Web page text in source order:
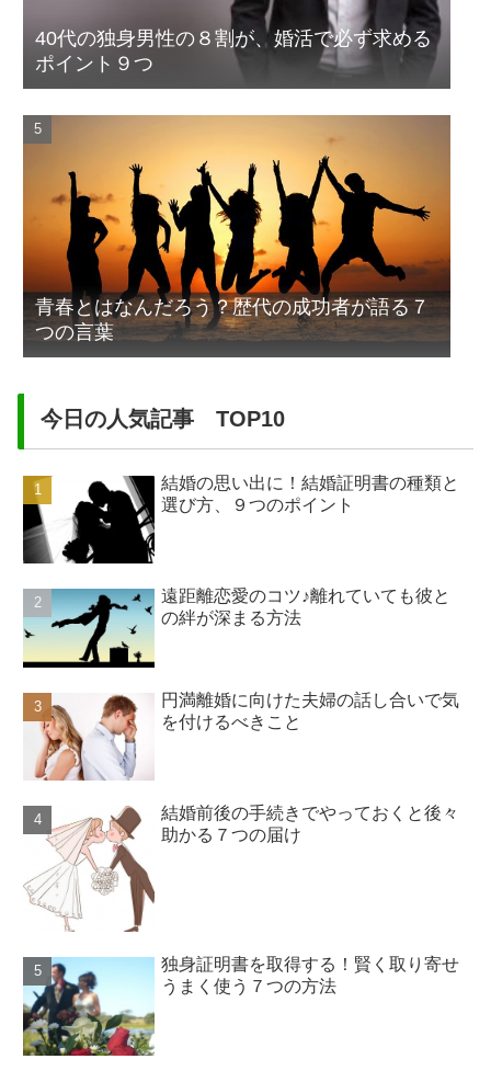
40代の独身男性の８割が、婚活で必ず求める
ポイント９つ
青春とはなんだろう？歴代の成功者が語る７
つの言葉
今日の人気記事 TOP10
結婚の思い出に！結婚証明書の種類と
選び方、９つのポイント
遠距離恋愛のコツ♪離れていても彼と
の絆が深まる方法
円満離婚に向けた夫婦の話し合いで気
を付けるべきこと
結婚前後の手続きでやっておくと後々
助かる７つの届け
独身証明書を取得する！賢く取り寄せ
うまく使う７つの方法